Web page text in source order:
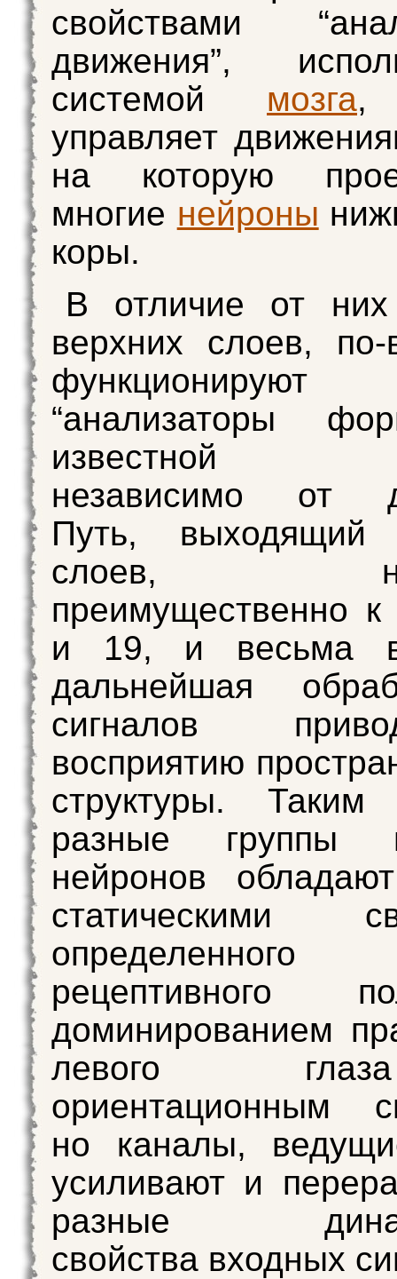
свойствами
движения”,
системой мозга,
управляет
на которую
многие нейроны
коры.
В отличие от
верхних слоев, по-
“анализаторы
известной
независимо от
Путь,
слоев,
преимущественно
и 19, и весьма
дальнейшая
сигналов
восприятию
структуры. Таким
разные группы
нейронов
статическими
доминированием
левого
ориентационным
но каналы,
усиливают и
разные
свойства входных